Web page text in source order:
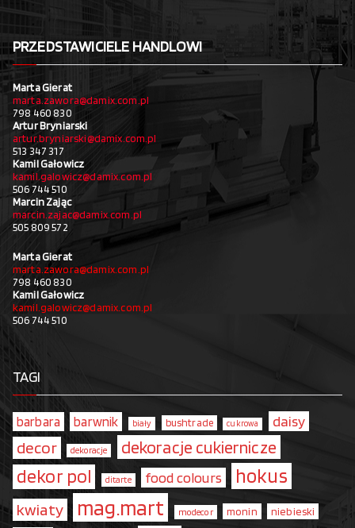
PRZEDSTAWICIELE HANDLOWI
Marta Gierat
marta.zawora@damix.com.pl
798 460 830
Artur Bryniarski
artur.bryniarski@damix.com.pl
513 347 317
Kamil Gałowicz
kamil.galowicz@damix.com.pl
506 744 510
Marcin Zając
marcin.zajac@damix.com.pl
505 809 572
Marta Gierat
marta.zawora@damix.com.pl
798 460 830
Kamil Gałowicz
kamil.galowicz@damix.com.pl
506 744 510
TAGI
barbara barwnik biały bushtrade cukrowa daisy
decor dekoracje dekoracje cukiernicze
dekor pol ditarte food colours hokus
kwiaty mag.mart modecor monin
niebieski